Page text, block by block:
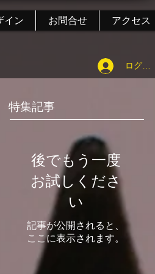
イン お問合せ アクセス
ログイン
特集記事
後でもう一度
お試しくださ
い
記事が公開されると、
ここに表示されます。